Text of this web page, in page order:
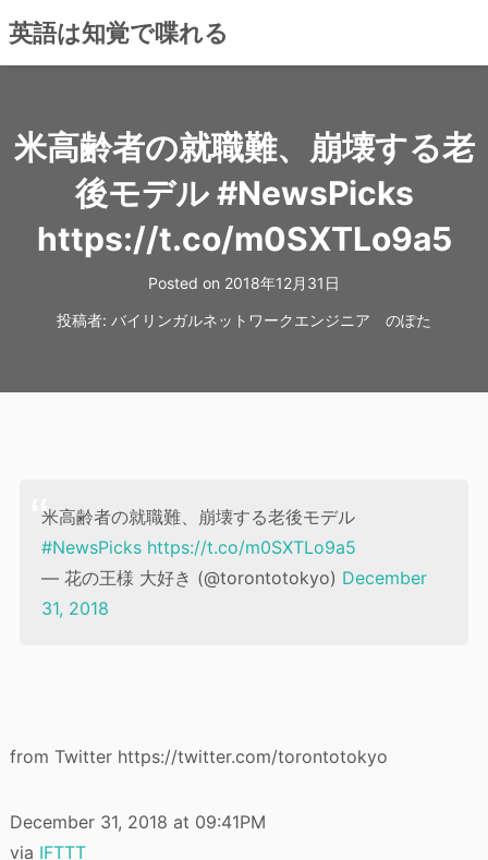
ン
英語は知覚で喋れる
米高齢者の就職難、崩壊する老
後モデル #NewsPicks
https://t.co/m0SXTLo9a5
Posted on 2018年12月31日
投稿者: バイリンガルネットワークエンジニア のぽた
米高齢者の就職難、崩壊する老後モデル
#NewsPicks https://t.co/m0SXTLo9a5
— 花の王様 大好き (@torontotokyo) December
31, 2018
from Twitter https://twitter.com/torontotokyo
December 31, 2018 at 09:41PM
via IFTTT